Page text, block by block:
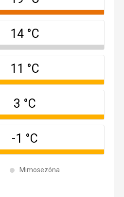
Mimosezóna
14 °C
11 °C
3 °C
-1 °C